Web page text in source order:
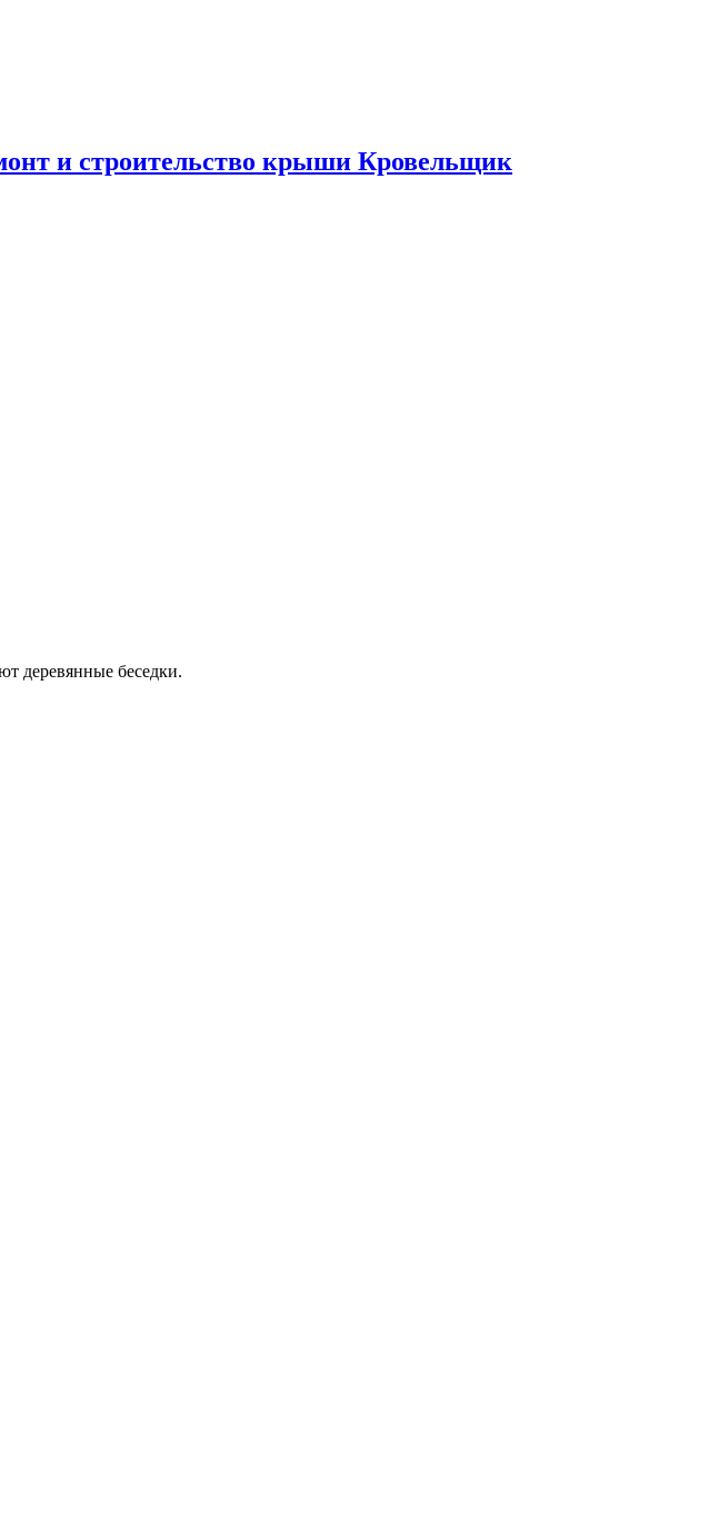
и строительство крыши Кровельщик
деревянные беседки.